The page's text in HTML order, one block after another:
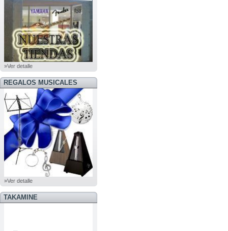
»Ver detalle
REGALOS MUSICALES
»Ver detalle
TAKAMINE